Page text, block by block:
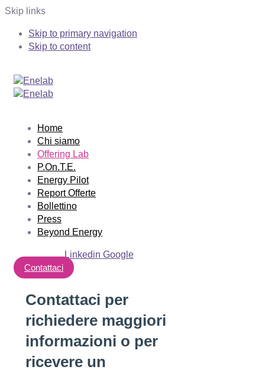
Skip links
Skip to primary navigation
Skip to content
Home
Chi siamo
Offering Lab
P.On.T.E.
Energy Pilot
Report Offerte
Bollettino
Press
Beyond Energy
Linkedin Google
Contattaci
Contattaci per
richiedere maggiori
informazioni o per
ricevere un